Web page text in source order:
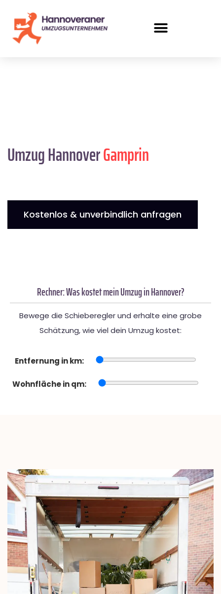
Umzug HannoverGamprin
Kostenlos & unverbindlich anfragen
Rechner: Was kostet mein Umzug in Hannover?
Bewege die Schieberegler und erhalte eine grobe
Schätzung, wie viel dein Umzug kostet:
Entfernung in km:
Wohnfläche in qm: